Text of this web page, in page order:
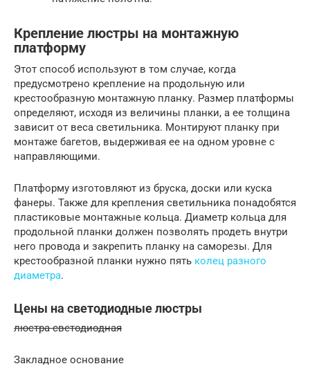
Крепление люстры на монтажную
платформу
Этот способ используют в том случае, когда
предусмотрено крепление на продольную или
крестообразную монтажную планку. Размер платформы
определяют, исходя из величины планки, а ее толщина
зависит от веса светильника. Монтируют планку при
монтаже багетов, выдерживая ее на одном уровне с
направляющими.
Платформу изготовляют из бруска, доски или куска
фанеры. Также для крепления светильника понадобятся
пластиковые монтажные кольца. Диаметр кольца для
продольной планки должен позволять продеть внутри
него провода и закрепить планку на саморезы. Для
крестообразной планки нужно пять колец разного
диаметра.
Цены на светодиодные люстры
люстра светодиодная
Закладное основание